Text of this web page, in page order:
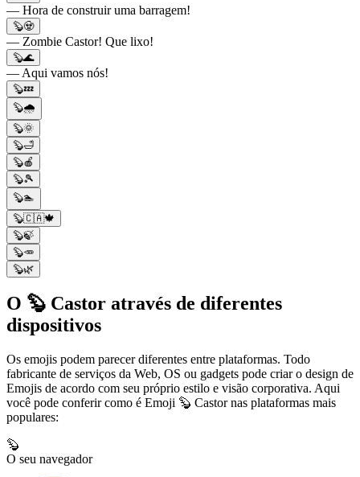
— Hora de construir uma barragem!
🦫🧟
— Zombie Castor! Que lixo!
🦫🌊
— Aqui vamos nós!
🦫💤
🦫🌧️
🦫🌞
🦫🛁
🦫🍎
🦫🎾
🦫🏊
🦫🇨🇦🍁
🦫🍃
🦫🥕
🦫🌿
O 🦫 Castor através de diferentes
dispositivos
Os emojis podem parecer diferentes entre plataformas. Todo
fabricante de serviços da Web, OS ou gadgets pode criar o design de
Emojis de acordo com seu próprio estilo e visão corporativa. Aqui
você pode conferir como é Emoji 🦫 Castor nas plataformas mais
populares:
🦫
O seu navegador